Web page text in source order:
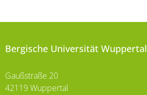
Bergische Universität Wuppertal
Gaußstraße 20
42119 Wuppertal